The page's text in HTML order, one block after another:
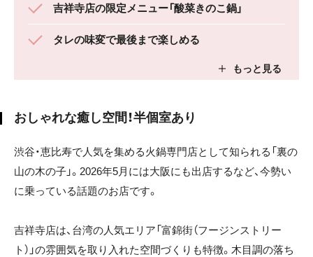
吉祥寺店の限定メニュー「酸菜きのこ鍋」
タレの味変で最後まで楽しめる
おしゃれな癒し空間！半個室あり
渋谷・恵比寿で人気を集める火鍋専門店として知られる「裏の
山の木の子」。2026年5月には大阪にも出店するなど、今勢い
に乗っている話題のお店です。
吉祥寺店は、台湾の人気エリア「富錦街（フージンストリー
ト）」の雰囲気を取り入れた空間づくりも特徴。木目調の落ち